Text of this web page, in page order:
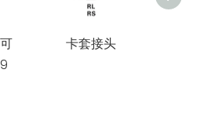
卡套接头